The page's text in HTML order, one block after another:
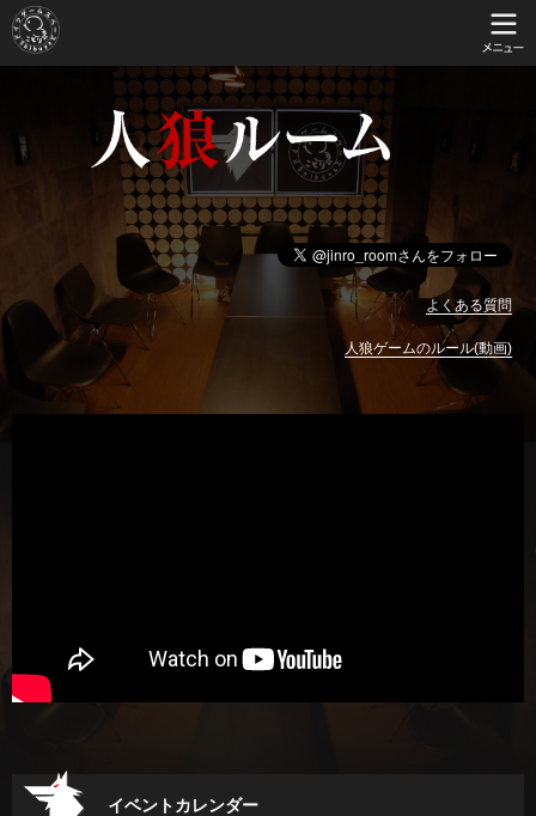
よくある質問
人狼ゲームのルール(動画)
イベントカレンダー